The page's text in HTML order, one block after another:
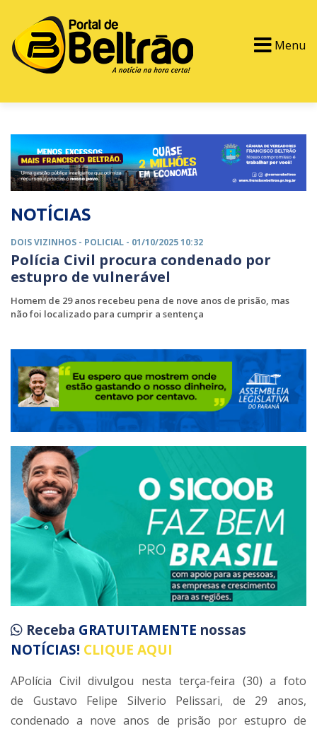
Menu
NOTÍCIAS
DOIS VIZINHOS - POLICIAL - 01/10/2025 10:32
Polícia Civil procura condenado por
estupro de vulnerável
Homem de 29 anos recebeu pena de nove anos de prisão, mas
não foi localizado para cumprir a sentença
Receba GRATUITAMENTE nossas
NOTÍCIAS! CLIQUE AQUI
APolícia Civil divulgou nesta terça-feira (30) a foto
de Gustavo Felipe Silverio Pelissari, de 29 anos,
condenado a nove anos de prisão por estupro de